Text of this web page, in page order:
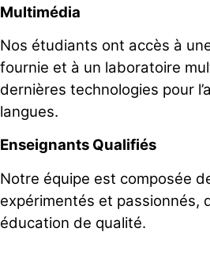
Multimédia
Nos étudiants ont accès à
fournie et à un laboratoire
dernières technologies pour
langues.
Enseignants Qualifiés
Notre équipe est composée
expérimentés et passionnés,
éducation de qualité.